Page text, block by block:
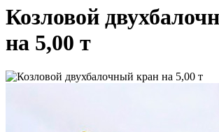
Козловой
на 5,00 т